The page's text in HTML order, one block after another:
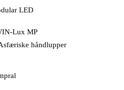
LED
Lux MP
håndlupper